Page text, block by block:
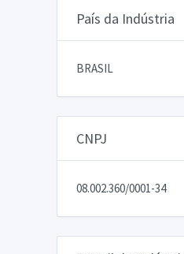
País da Indústria
BRASIL
CNPJ
08.002.360/0001-34